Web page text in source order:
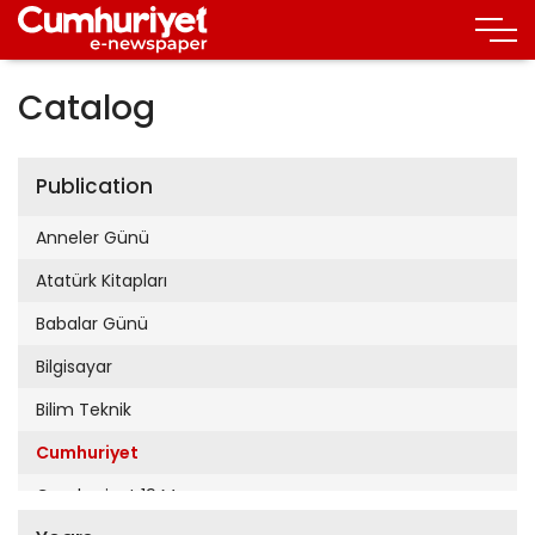
Catalog
Publication
Anneler Günü
Atatürk Kitapları
Babalar Günü
Bilgisayar
Bilim Teknik
Cumhuriyet
Cumhuriyet 19 Mayıs